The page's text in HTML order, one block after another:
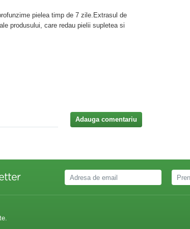
pielea timp de 7 zile.Extrasul de
produsului, care redau pielii supletea si
Adauga comentariu